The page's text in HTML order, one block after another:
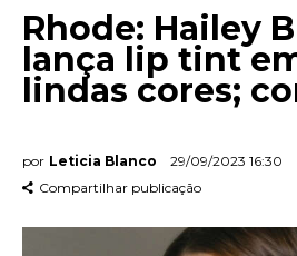
Contato
Rhode: Hailey
lança lip tint
lindas cores;
por Leticia Blanco
29/09/2023 16:30
Compartilhar publicação